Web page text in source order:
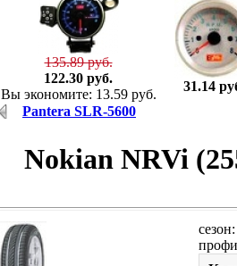
135.89 руб.
122.30 руб.
Вы экономите: 13.59 руб.
31.14
Pantera SLR-5600
Nokian NRVi